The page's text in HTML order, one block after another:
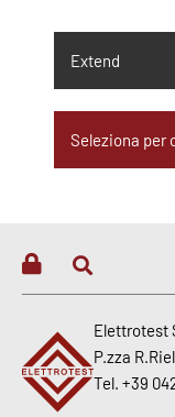
Input supply (V)
Maximum input current
Size Height
Size Width
Extend
Seleziona per
Elettrotest
P.zza
Tel. +39